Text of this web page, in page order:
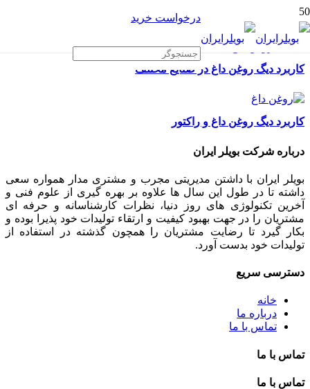
درخواست خرید
کاربرد دیگ روغن داغ در صنایع مختلف
کاربرد دیگ روغن داغ و راکتور
درباره شرکت بویلر ایران
بویلر ایران با داشتن مدیریتی مجرب و مشتری مدار همواره سعی
داشته تا در طول این سال ها علاوه بر بهره گیری از علوم فنی و
آخرین تکنولوژی های روز دنیا، نظرات کارشناسانه و حرفه ای
مشتریان را در جهت بهبود کیفیت و ارتقاء تولیدات خود پذیرا بوده و
بکار گیرد تا رضایت مشتریان را همچون گذشته در استفاده از
تولیدات خود بدست آورد.
دسترسی سریع
خانه
درباره ما
تماس با ما
تماس با ما
تماس با ما